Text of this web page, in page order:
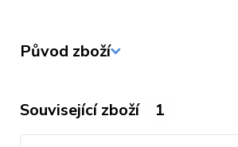
Původ zboží
Související zboží 1